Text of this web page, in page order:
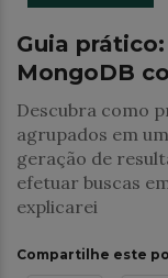
Guia
MongoDB
Descubra como
agrupados em
geração de
efetuar buscas
explicarei
Compartilhe este